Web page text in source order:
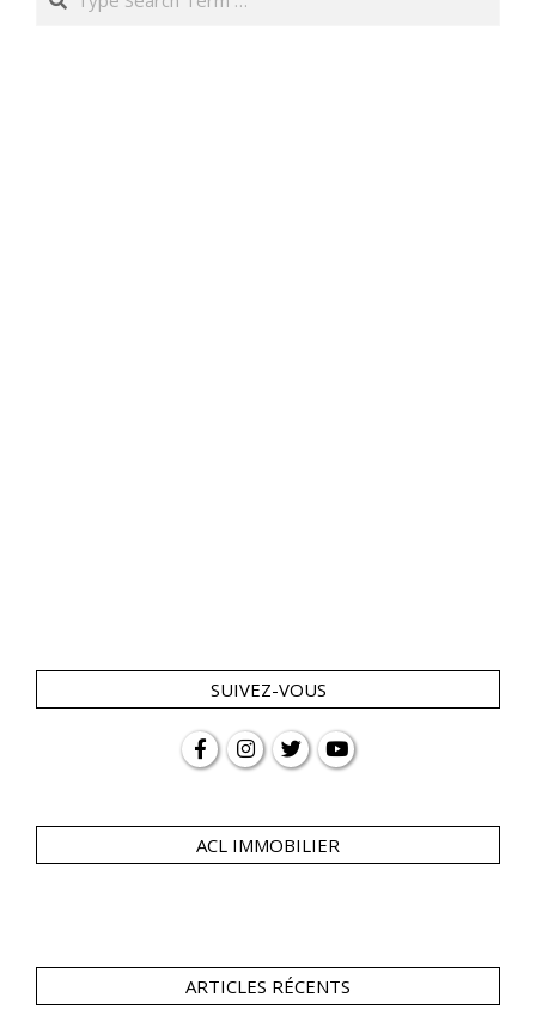
SUIVEZ-VOUS
ACL IMMOBILIER
ARTICLES RÉCENTS